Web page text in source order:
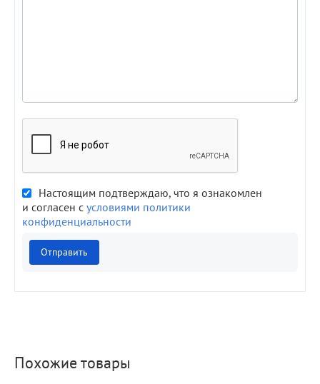
Настоящим подтверждаю, что я ознакомлен
и согласен с условиями политики
конфиденциальности
Отправить
Похожие товары